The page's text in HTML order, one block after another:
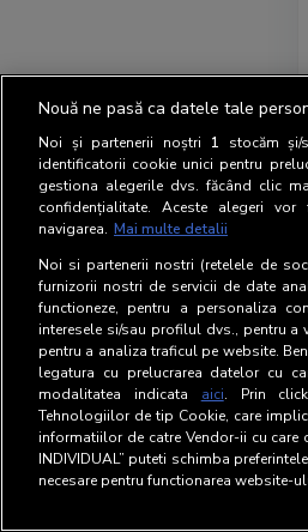
Nouă ne pasă ca datele tale
Noi și partenerii noștri 1 stocăm
identificatorii cookie unici pentru
gestiona alegerile dvs. făcând clic
confidențialitate. Aceste alegeri
navigarea. Mai multe detalii
Noi si partenerii nostri (retelele de
furnizorii nostri de servicii de date
functioneze, pentru a personaliza
interesele si/sau profilul dvs., pentru
pentru a analiza traficul pe website.
legatura cu prelucrarea datelor cu
modalitatea indicata aici. Prin
Tehnologiilor de tip Cookie, care
informatiilor de catre Vendor-ii cu care
INDIVIDUAL” puteti schimba
necesare pentru functionarea website-